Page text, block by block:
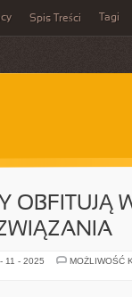
Spis Treści Tagi
OBFITUJĄ
11 - 2025
MOŻLIWOŚĆ